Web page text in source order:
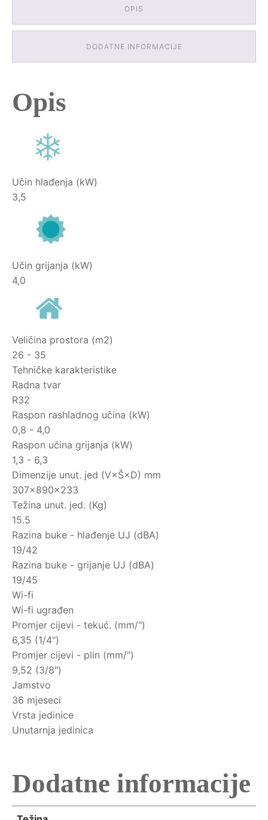
OPIS
DODATNE INFORMACIJE
Opis
Učin hlađenja (kW)
3,5
Učin grijanja (kW)
4,0
Veličina prostora (m2)
26 - 35
Tehničke karakteristike
Radna tvar
R32
Raspon rashladnog učina (kW)
0,8 - 4,0
Raspon učina grijanja (kW)
1,3 - 6,3
Dimenzije unut. jed (V×Š×D) mm
307×890×233
Težina unut. jed. (Kg)
15.5
Razina buke - hlađenje UJ (dBA)
19/42
Razina buke - grijanje UJ (dBA)
19/45
Wi-fi
Wi-fi ugrađen
Promjer cijevi - tekuć. (mm/")
6,35 (1/4")
Promjer cijevi - plin (mm/")
9,52 (3/8")
Jamstvo
36 mjeseci
Vrsta jedinice
Unutarnja jedinica
Dodatne informacije